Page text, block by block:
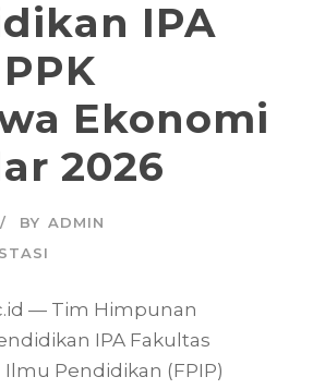
IPA
Ekonomi
2026
BY ADMIN
— Tim Himpunan
IPA Fakultas
Pendidikan (FPIP)